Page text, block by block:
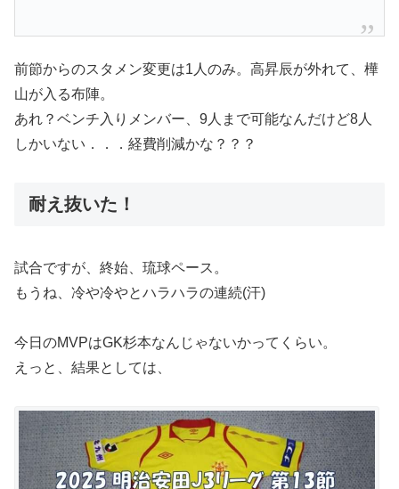
前節からのスタメン変更は1人のみ。高昇辰が外れて、樺
山が入る布陣。
あれ？ベンチ入りメンバー、9人まで可能なんだけど8人
しかいない．．．経費削減かな？？？
耐え抜いた！
試合ですが、終始、琉球ペース。
もうね、冷や冷やとハラハラの連続(汗)
今日のMVPはGK杉本なんじゃないかってくらい。
えっと、結果としては、